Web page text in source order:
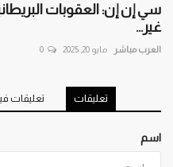
سي إن إن: العقوبات
غير...
العرب مباشر مايو 20, 2025 0
تعليقات تعليقات
اسم